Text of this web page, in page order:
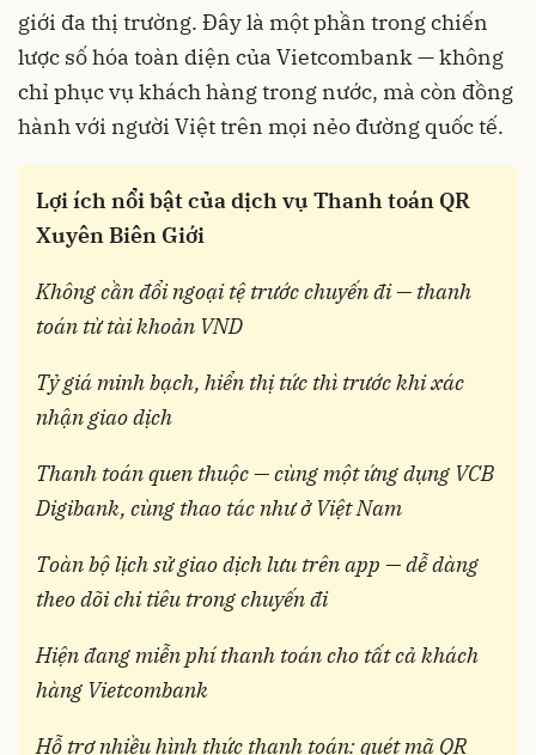
giới đa thị trường. Đây là một phần trong chiến
lược số hóa toàn diện của Vietcombank — không
chỉ phục vụ khách hàng trong nước, mà còn đồng
hành với người Việt trên mọi nẻo đường quốc tế.
Lợi ích nổi bật của dịch vụ Thanh toán QR
Xuyên Biên Giới
Không cần đổi ngoại tệ trước chuyến đi — thanh
toán từ tài khoản VND
Tỷ giá minh bạch, hiển thị tức thì trước khi xác
nhận giao dịch
Thanh toán quen thuộc — cùng một ứng dụng VCB
Digibank, cùng thao tác như ở Việt Nam
Toàn bộ lịch sử giao dịch lưu trên app — dễ dàng
theo dõi chi tiêu trong chuyến đi
Hiện đang miễn phí thanh toán cho tất cả khách
hàng Vietcombank
Hỗ trợ nhiều hình thức thanh toán: quét mã QR